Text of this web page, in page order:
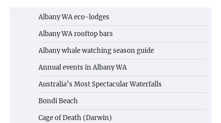
Albany WA eco-lodges
Albany WA rooftop bars
Albany whale watching season guide
Annual events in Albany WA
Australia’s Most Spectacular Waterfalls
Bondi Beach
Cage of Death (Darwin)